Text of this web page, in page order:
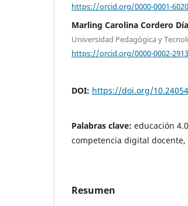
https://orcid.org/0000-0001-
Marling Carolina Cordero
Universidad Pedagógica y
https://orcid.org/0000-0002-
DOI: https://doi.org/
Palabras clave: educación
competencia digital
Resumen